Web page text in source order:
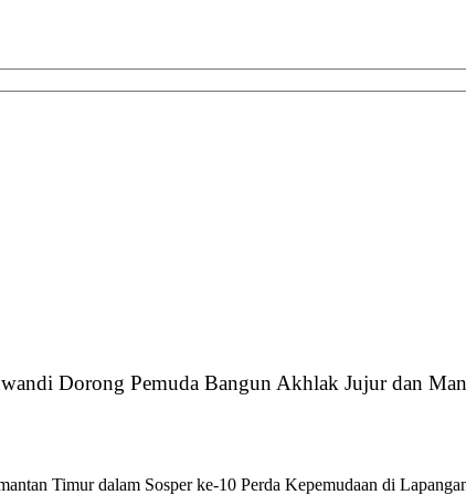
Dorong Pemuda Bangun Akhlak Jujur dan